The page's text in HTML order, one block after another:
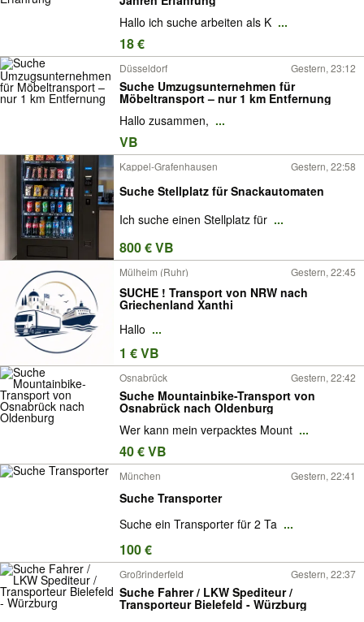
Hallo ich suche arbeiten als K ...
18 €
Düsseldorf Gestern, 23:12
Suche Umzugsunternehmen für
Möbeltransport – nur 1 km Entfernung
Hallo zusammen, ...
VB
Kappel-Grafenhausen Gestern, 22:58
Suche Stellplatz für Snackautomaten
Ich suche einen Stellplatz für ...
800 € VB
Mülheim (Ruhr) Gestern, 22:45
SUCHE ! Transport von NRW nach
Griechenland Xanthi
Hallo ...
1 € VB
Osnabrück Gestern, 22:42
Suche Mountainbike-Transport von
Osnabrück nach Oldenburg
Wer kann mein verpacktes Mount ...
40 € VB
München Gestern, 22:41
Suche Transporter
Suche ein Transporter für 2 Ta ...
100 €
Großrinderfeld Gestern, 22:37
Suche Fahrer / LKW Spediteur /
Transporteur Bielefeld - Würzburg